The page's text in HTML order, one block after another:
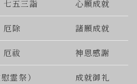
七五三詣 心願成就
厄除 諸願成就
厄祓 神恩感謝
霊祭） 成就御礼